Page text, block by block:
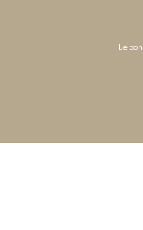
Le